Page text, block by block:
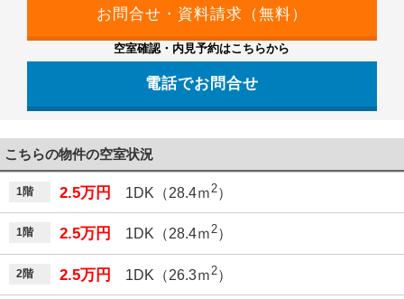
空室確認・内見予約はこちらから
電話でお問合せ
こちらの物件の空室状況
1階 2.5万円 1DK（28.4ｍ2）
1階 2.5万円 1DK（28.4ｍ2）
2階 2.5万円 1DK（26.3ｍ 2）